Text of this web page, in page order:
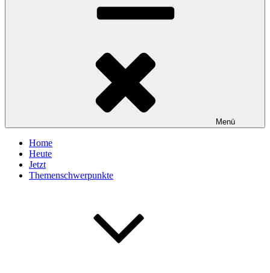
Menü
Home
Heute
Jetzt
Themenschwerpunkte